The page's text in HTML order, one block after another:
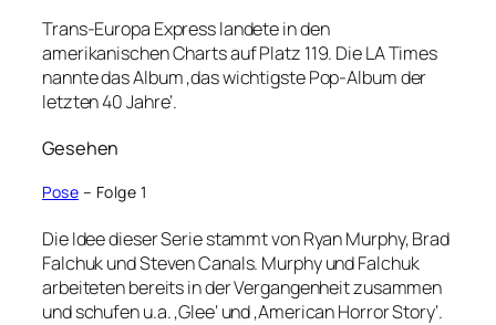
Trans-Europa Express landete in den
amerikanischen Charts auf Platz 119. Die LA Times
nannte das Album ‚das wichtigste Pop-Album der
letzten 40 Jahre‘.
Gesehen
Pose – Folge 1
Die Idee dieser Serie stammt von Ryan Murphy, Brad
Falchuk und Steven Canals. Murphy und Falchuk
arbeiteten bereits in der Vergangenheit zusammen
und schufen u.a. ‚Glee‘ und ‚American Horror Story‘.